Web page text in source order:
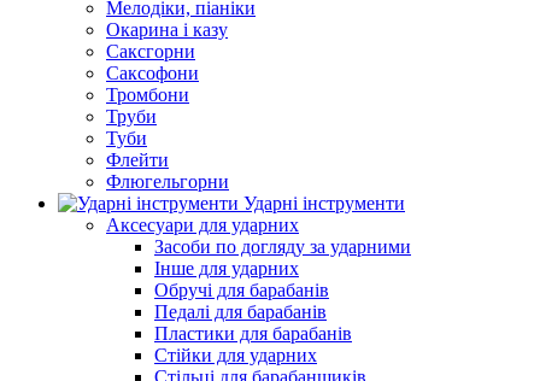
Мелодіки, піаніки
Окарина і казу
Саксгорни
Саксофони
Тромбони
Труби
Туби
Флейти
Флюгельгорни
Ударні інструменти
Аксесуари для ударних
Засоби по догляду за ударними
Інше для ударних
Обручі для барабанів
Педалі для барабанів
Пластики для барабанів
Стійки для ударних
Стільці для барабанщиків